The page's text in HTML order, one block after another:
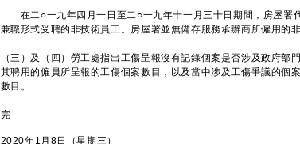
在二○一九年四月一日至二○一九年十一月三十日期間，房屋署
兼職形式受聘的非技術員工。房屋署並無備存服務承辦商所僱用的
（三）及（四）勞工處指出工傷呈報沒有記錄個案是否涉及政府部
其聘用的僱員所呈報的工傷個案數目，以及當中涉及工傷爭議的個
數目。
完
2020年1月8日（星期三）